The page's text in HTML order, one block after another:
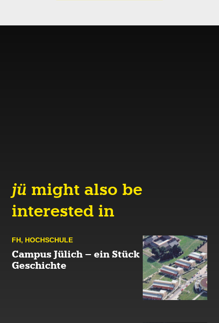
jü might also be
interested in
FH, HOCH­SCHULE
Campus Jülich – ein Stück
Geschichte